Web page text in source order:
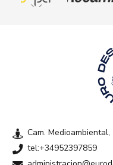
Cam.
tel:+34952397859